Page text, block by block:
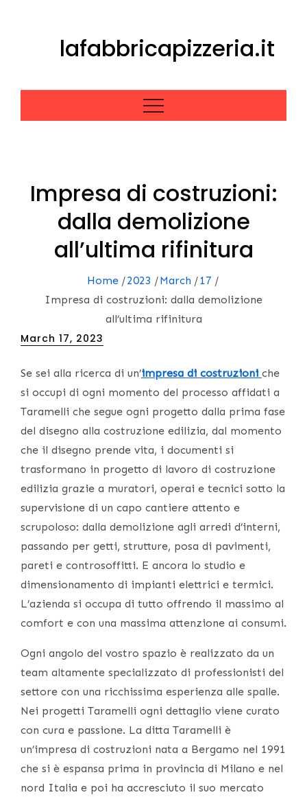
lafabbricapizzeria.it
Impresa di costruzioni:
dalla demolizione
all’ultima rifinitura
Home 2023 March
17
Impresa di costruzioni: dalla demolizione
all’ultima rifinitura
Posted
March 17, 2023
Se sei alla ricerca di un’impresa di costruzioni che
si occupi di ogni momento del processo affidati a
Taramelli che segue ogni progetto dalla prima fase
del disegno alla costruzione edilizia, dal momento
che il disegno prende vita, i documenti si
trasformano in progetto di lavoro di costruzione
edilizia grazie a muratori, operai e tecnici sotto la
supervisione di un capo cantiere attento e
scrupoloso: dalla demolizione agli arredi d’interni,
passando per getti, strutture, posa di pavimenti,
pareti e controsoffitti. E ancora lo studio e
dimensionamento di impianti elettrici e termici.
L’azienda si occupa di tutto offrendo il massimo al
comfort e con una massima attenzione ai consumi.
Ogni angolo del vostro spazio è realizzato da un
team altamente specializzato di professionisti del
settore con una ricchissima esperienza alle spalle.
Nei progetti Taramelli ogni dettaglio viene curato
con cura e passione. La ditta Taramelli è
un’impresa di costruzioni nata a Bergamo nel 1991
che si è espansa prima in provincia di Milano e nel
nord Italia e poi ha accresciuto il suo mercato